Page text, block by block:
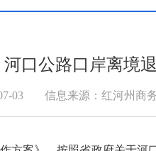
河口公路口岸离境
03 信息来源：红河州商